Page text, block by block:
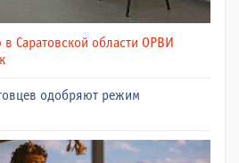
в Саратовской области ОРВИ
одобряют режим